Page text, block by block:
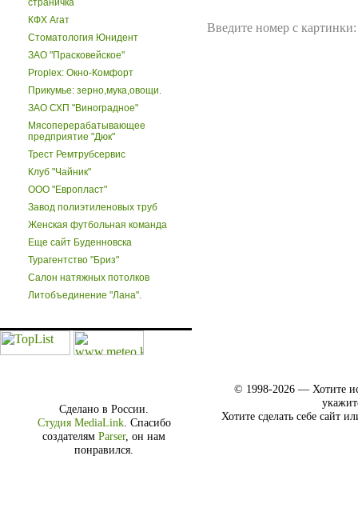
страничка
КФХ Агат
Стоматология Юнидент
ЗАО "Прасковейское"
Proplex: Окно-Комфорт
Прикумье: зерно,мука,овощи.
ЗАО СХП "Виноградное"
Мясоперерабатывающее
предприятие "Дюк"
Трест Ремтрубсервис
Клуб "Чайник"
ООО "Европласт"
Завод полиэтиленовых труб
Женская футбольная команда
Еще сайт Буденновска
Турагентство "Бриз"
Салон натяжных потолков
Литобъединение "Лана".
Введите номер с картинки:
Сделано в России.
Студия MediaLink. Спасибо
создателям Parser, он нам
понравился.
© 1998-2026 — Хотите
Хотите сделать себе сайт